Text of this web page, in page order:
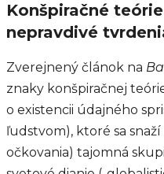
Konšpiračné
nepravdivé
Zverejnený článok na
znaky konšpiračnej
o existencii údajného
ľudstvom), ktoré sa
očkovania) tajomná